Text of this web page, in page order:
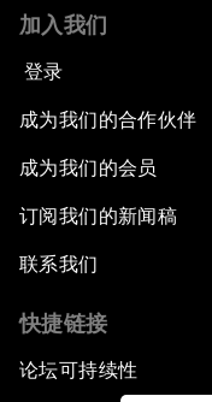
加入我们
登录
成为我们的合作伙伴
成为我们的会员
订阅我们的新闻稿
联系我们
快捷链接
论坛可持续性